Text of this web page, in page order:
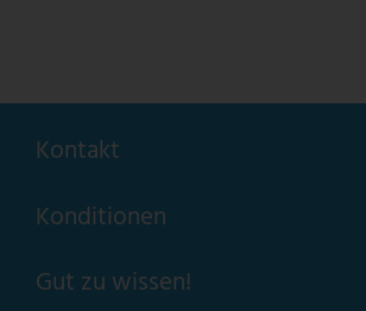
Kontakt
Konditionen
Gut zu wissen!